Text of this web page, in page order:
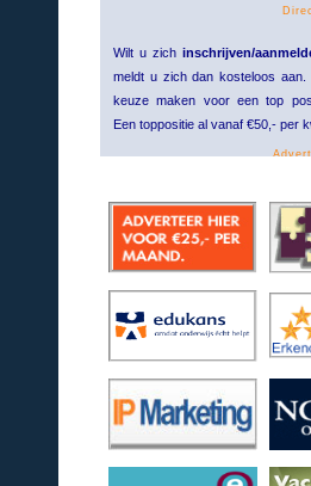
Wilt u zich inschrijven/
meldt u zich dan kosteloos
keuze maken voor een top
Een toppositie al vanaf €50,- per